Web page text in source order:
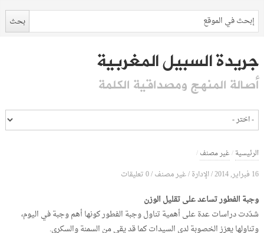
جريدة السبيل المغربية
أصالة المنهج ومصداقية الكلمة
الرئيسية/غير مصنف/
16 فبراير, 2014 /الإدارة/غير مصنف/0 تعليقات
وجبة الفطور تساعد على تقليل الوزن
شدّدت دراسات عدة على أهمية تناول وجبة الفطور كونها أهم وجبة في اليوم،
وتناولها يعزز الخصوبة لدى السيدات كما قد يقي من السمنة والسكري.